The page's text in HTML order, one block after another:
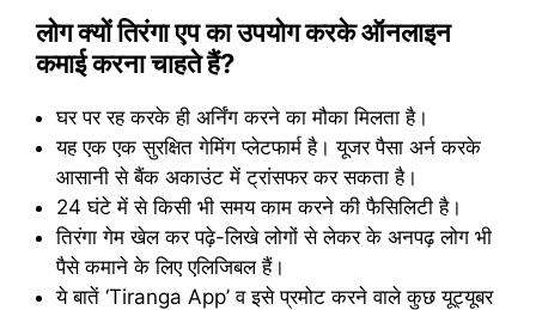
लोग क्यों तिरंगा एप का उपयोग करके ऑनलाइन
कमाई करना चाहते हैं?
घर पर रह करके ही अर्निंग करने का मौका मिलता है।
यह एक एक सुरक्षित गेमिंग प्लेटफार्म है। यूजर पैसा अर्न करके
आसानी से बैंक अकाउंट में ट्रांसफर कर सकता है।
24 घंटे में से किसी भी समय काम करने की फैसिलिटी है।
तिरंगा गेम खेल कर पढ़े-लिखे लोगों से लेकर के अनपढ़ लोग भी
पैसे कमाने के लिए एलिजिबल हैं।
ये बातें ‘Tiranga App’ व इसे प्रमोट करने वाले कुछ यूट्यूबर